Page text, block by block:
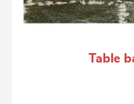
Table